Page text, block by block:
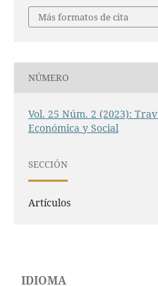
Más formatos de cita
NÚMERO
Vol. 25 Núm. 2 (2023):
Económica y Social
SECCIÓN
Artículos
IDIOMA